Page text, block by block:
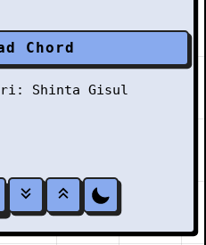
Chord
Shinta Gisul